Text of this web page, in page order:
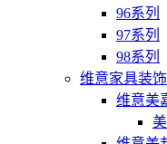
96系列
97系列
98系列
维意家具装
维意美